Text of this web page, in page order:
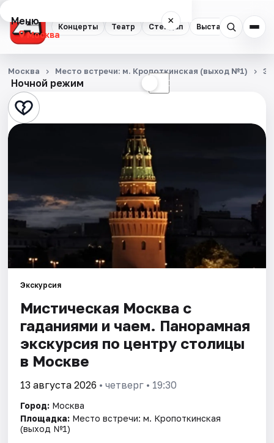
Концерты Театр Стендап Выставки
Меню ×
Москва
Концерты
Театр
Стендап
Экскурсии
События
Города
Площадки
Артисты
Рейтинги
Ночной режим ☾
Москва Место встречи: м. Кропоткинская (выход №1)
Экскурсия
Мистическая Москва с
гаданиями и чаем. Панорамная
экскурсия по центру столицы
в Москве
13 августа 2026 • четверг • 19:30
Город: Москва
Площадка: Место встречи: м. Кропоткинская
(выход №1)